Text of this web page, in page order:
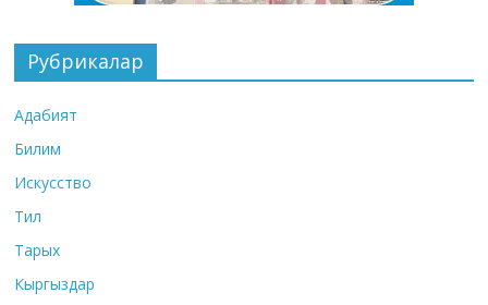
Рубрикалар
Адабият
Билим
Искусство
Тил
Тарых
Кыргыздар